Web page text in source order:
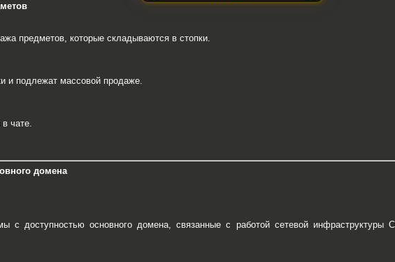
предметов, которые складываются в стопки.
и подлежат массовой продаже.
чате.
домена
с доступностью основного домена, связанные с работой сетевой инфраструктуры